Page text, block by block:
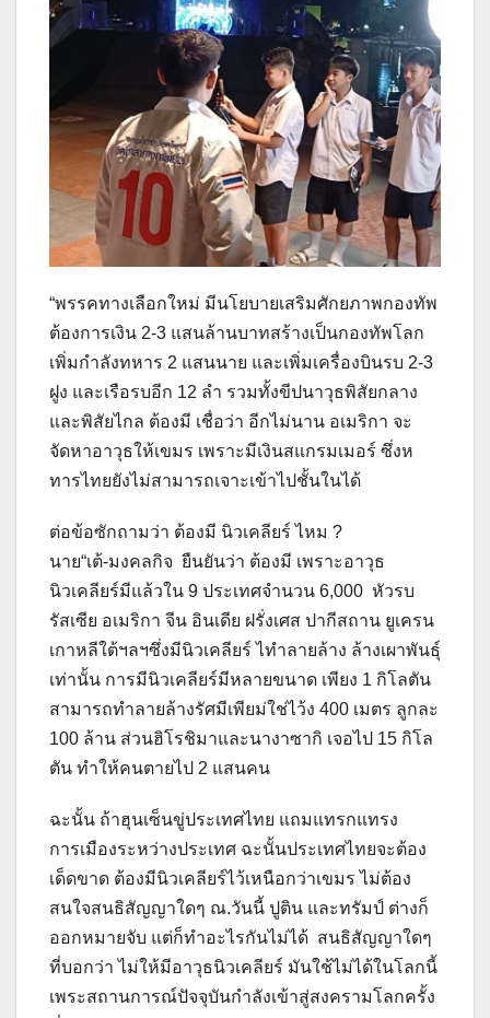
“พรรคทางเลือกใหม่ มีนโยบายเสริมศักยภาพกองทัพ
ต้องการเงิน 2-3 แสนล้านบาทสร้างเป็นกองทัพโลก
เพิ่มกำลังทหาร 2 แสนนาย และเพิ่มเครื่องบินรบ 2-3
ฝูง และเรือรบอีก 12 ลำ รวมทั้งขีปนาวุธพิสัยกลาง
และพิสัยไกล ต้องมี เชื่อว่า อีกไม่นาน อเมริกา จะ
จัดหาอาวุธให้เขมร เพราะมีเงินสแกรมเมอร์ ซึ่งห
ทารไทยยังไม่สามารถเจาะเข้าไปชั้นในได้
ต่อข้อซักถามว่า ต้องมี นิวเคลียร์ ไหม ?
นาย“เต้-มงคลกิจ ยืนยันว่า ต้องมี เพราะอาวุธ
นิวเคลียร์มีแล้วใน 9 ประเทศจำนวน 6,000 หัวรบ
รัสเซีย อเมริกา จีน อินเดีย ฝรั่งเศส ปากีสถาน ยูเครน
เกาหลีใต้ฯลฯซึ่งมีนิวเคลียร์ ไทำลายล้าง ล้างเผาพันธุ์
เท่านั้น การมีนิวเคลียร์มีหลายขนาด เพียง 1 กิโลตัน
สามารถทำลายล้างรัศมีเพียม่ใช่ไว้ง 400 เมตร ลูกละ
100 ล้าน ส่วนฮิโรชิมาและนางาซากิ เจอไป 15 กิโล
ตัน ทำให้คนตายไป 2 แสนคน
ฉะนั้น ถ้าฮุนเซ็นขู่ประเทศไทย แถมแทรกแทรง
การเมืองระหว่างประเทศ ฉะนั้นประเทศไทยจะต้อง
เด็ดขาด ต้องมีนิวเคลียร์ไว้เหนือกว่าเขมร ไม่ต้อง
สนใจสนธิสัญญาใดๆ ณ.วันนี้ ปูติน และทรัมป์ ต่างก็
ออกหมายจับ แต่ก็ทำอะไรกันไม่ได้ สนธิสัญญาใดๆ
ที่บอกว่า ไม่ให้มีอาวุธนิวเคลียร์ มันใช้ไม่ได้ในโลกนี้
เพระสถานการณ์ปัจจุบันกำลังเข้าสู่สงครามโลกครั้ง